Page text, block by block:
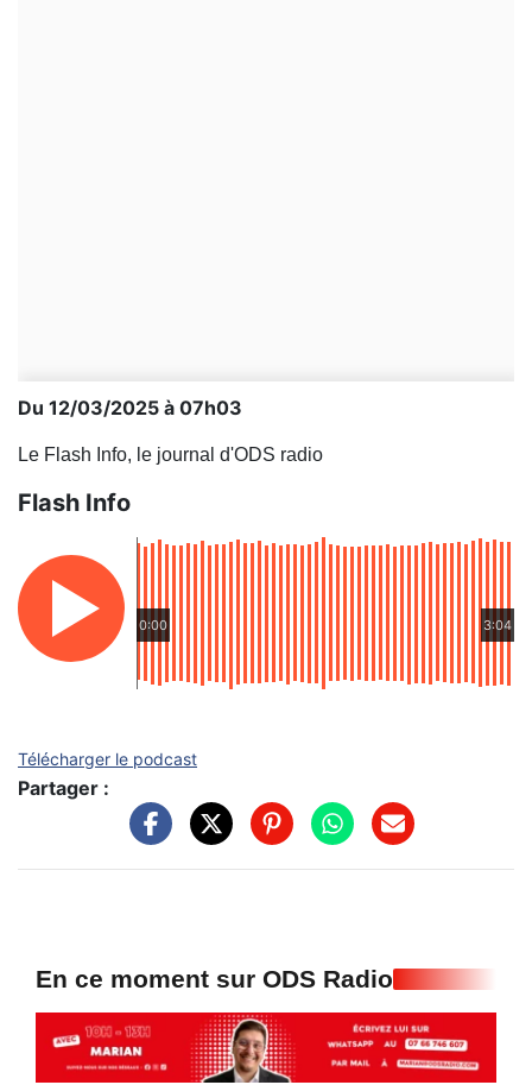
Du 12/03/2025 à 07h03
Le Flash Info, le journal d'ODS radio
Flash Info
0:00 3:04
Télécharger le podcast
Partager :
En ce moment sur ODS Radio